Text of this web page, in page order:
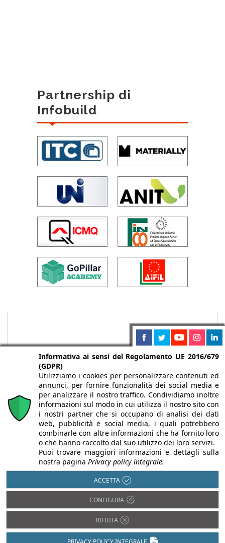
Partnership di
Infobuild
Chi siamo Autori Per la tua pubblicità
Iscriviti alla
newsletter
Infobuild è testata registrata presso il Tribunale di Milano al n° 63
dell’8/3/2013 - ISSN 2282-2267
© 2000-2026 Infoweb srl - P.IVA 13155920153 - Tutti i diritti
riservati |Privacy
Informativa ai sensi del Regolamento UE 2016/679
(GDPR)
Utilizziamo i cookies per personalizzare contenuti ed
annunci, per fornire funzionalità dei social media e
per analizzare il nostro traffico. Condividiamo inoltre
informazioni sul modo in cui utilizza il nostro sito con
i nostri partner che si occupano di analisi dei dati
web, pubblicità e social media, i quali potrebbero
combinarle con altre informazioni che ha fornito loro
o che hanno raccolto dal suo utilizzo dei loro servizi.
Puoi trovare maggiori informazioni e dettagli sulla
nostra pagina Privacy policy integrale.
ACCETTA
CONFIGURA
RIFIUTA